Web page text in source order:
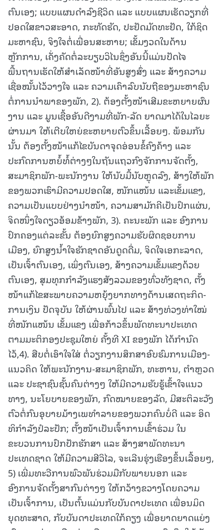
ຕົນເອງ; ແບບແຜນດຳລົງຊີວິດ ແລະ ແບບແຜນເຮັດວຽກທີ່
ປອດໃສຂາວສະອາດ, ກະທັດຮັດ, ປະຢັດມັດທະຢັດ, ໃກ້ຊິດ
ມະຫາຊົນ, ຈິງໃຈຕໍ່ເພື່ອນສະຫາຍ; ເຂັ້ມງວດໃນດ້ານ
ຫຼັກການ, ເຄັ່ງຄັດຕໍ່ລະບຽບວິໄນຊຶ່ງອັນນີ້ແມ່ນປັດໄຈ
ພື້ນຖານເຮັດໃຫ້ສໍາເລັດໜ້າທີ່ອັນສູງສົ່ງ ແລະ ສ້າງຄວາມ
ເຊື່ອໝັ້ນໄວ້ວາງໃຈ ແລະ ຄວາມເຄົາລົບນັບຖືຂອງມະຫາຊົນ
ຕໍ່ການນຳພາຂອງພັກ, 2). ຕ້ອງຕັ້ງໜ້າເສີມຂະຫຍາຍຜົນ
ງານ ແລະ ມູນເຊື້ອອັນດີງາມທີ່ພັກ-ລັດ ຍາດມາໄດ້ໃນໄລຍະ
ຜ່ານມາ ໃຫ້ເຕີບໃຫຍ່ຂະຫຍາຍຕົວຂຶ້ນເລື້ອຍໆ. ພ້ອມກັນ
ນັ້ນ ຕ້ອງຕັ້ງໜ້າແກ້ໄຂບັນດາຈຸດອ່ອນຂໍ້ຄົງຄ້າງ ແລະ
ປະກົດການຫຍໍ້ທໍ້ຕ່າງໆໃນຖັນແຖວກົງຈັກການຈັດຕັ້ງ,
ສະມາຊິກພັກ-ພະນັກງານ ໃຫ້ນັບມື້ນັບຫຼຸດລົງ, ສ້າງໃຫ້ພັກ
ຂອງພວກເຮົາມີຄວາມປອດໃສ, ໜັກແໜ້ນ ແລະເຂັ້ມແຂງ,
ຄວາມເປັນແບບຢ່າງນຳໜ້າ, ຄວາມສາມັກຄີເປັນປຶກແຜ່ນ,
ຈິດໜຶ່ງໃຈດຽວອ້ອມຂ້າງພັກ, 3). ຄະນະພັກ ແລະ ອົງການ
ປົກຄອງແຕ່ລະຂັ້ນ ຕ້ອງຍົກສູງຄວາມຮັບຜິດຊອບການ
ເມືອງ, ຍົກສູງນ້ຳໃຈຮັກຊາດອັນດູດດື່ມ, ຈິດໃຈເອກະລາດ,
ເປັນເຈົ້າຕົນເອງ, ເພິ່ງຕົນເອງ, ສ້າງຄວາມເຂັ້ມແຂງດ້ວຍ
ຕົນເອງ, ສຸມທຸກກຳລັງແຮງສັງລວມຂອງທົ່ວທັງຊາດ, ຕັ້ງ
ໜ້າແກ້ໄຂສະພາບຄວາມຫຍຸ້ງຍາກທາງດ້ານເສດຖະກິດ-
ການເງິນ ປັດຈຸບັນ ໃຫ້ຜ່ານພົ້ນໄປ ແລະ ສ້າງທ່ວງທ່າໃໝ່
ທີ່ໜັກແໜ້ນ ເຂັ້ມແຂງ ເພື່ອກ້າວຂຶ້ນພັດທະນາປະເທດ
ຕາມມະຕິກອງປະຊຸມໃຫຍ່ ຄັ້ງທີ XI ຂອງພັກ ໄດ້ກຳນົດ
ໄວ້,4). ສືບຕໍ່ເອົາໃຈໃສ່ ຕໍ່ວຽກງານສຶກສາອົບຮົມການເມືອງ-
ແນວຄິດ ໃຫ້ພະນັກງານ-ສະມາຊິກພັກ, ທະຫານ, ຕໍາຫຼວດ
ແລະ ປະຊາຊົນຊັ້ນຄົນຕ່າງໆ ໃຫ້ມີຄວາມຮັບຮູ້ເຂົ້າໃຈແນວ
ທາງ, ນະໂຍບາຍຂອງພັກ, ກົດໝາຍຂອງລັດ, ມີສະຕິລະວັງ
ຕົວຕໍ່ກົນອຸບາຍມ້າງເພທໍາລາຍຂອງພວກຄົນບໍ່ດີ ແລະ ອິດ
ທິກຳລັງປໍລະປັກ; ຕັ້ງໜ້າເປັນເຈົ້າການເຂົ້າຮ່ວມ ໃນ
ຂະບວນການປົກປັກຮັກສາ ແລະ ສ້າງສາພັດທະນາ
ປະເທດຊາດ ໃຫ້ມີຄວາມສີວິໄລ, ຈະເລີນຮຸ່ງເຮືອງຂຶ້ນເລື້ອຍໆ,
5) ເພີ່ມທະວີການພົວພັນຮ່ວມມືກັບພາຍນອກ ແລະ
ອົງການຈັດຕັ້ງສາກົນຕ່າງໆ ໃຫ້ກວ້າງຂວາງໂດຍຄວາມ
ເປັນເຈົ້າການ, ເປັນຕົ້ນແມ່ນກັບບັນດາປະເທດ ເພື່ອນມິດ
ຍຸດທະສາດ, ກັບບັນດາປະເທດໃກ້ຄຽງ ເພື່ອຍາດຍາດແຍ່ງ